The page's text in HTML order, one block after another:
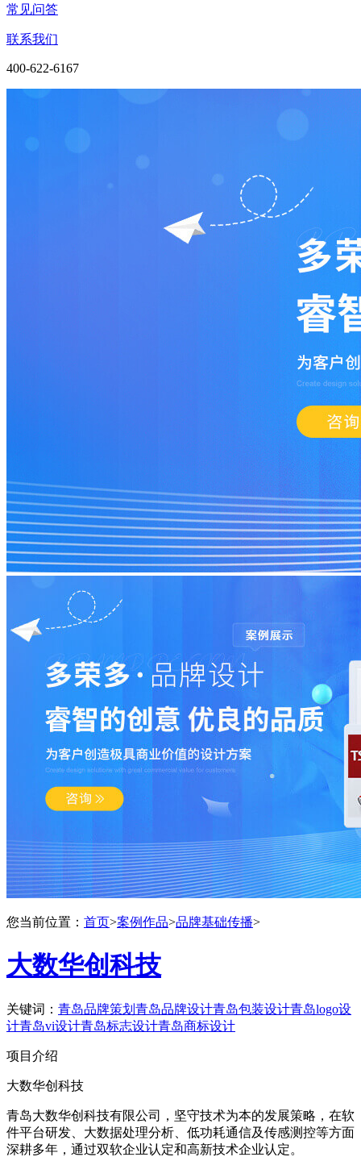
常见问答
联系我们
400-622-6167
您当前位置： 首页>案例作品>品牌基础传播>
大数华创科技
关键词： 青岛品牌策划 青岛品牌设计青岛包装设计青岛logo设
计青岛vi设计青岛标志设计青岛商标设计
项目介绍
大数华创科技
青岛大数华创科技有限公司，坚守技术为本的发展策略，在软
件平台研发、大数据处理分析、低功耗通信及传感测控等方面
深耕多年，通过双软企业认定和高新技术企业认定。